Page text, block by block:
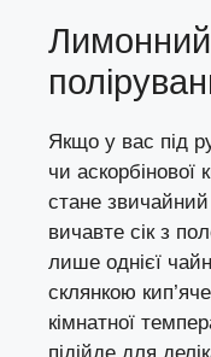
Лимонний
Якщо у вас під
чи аскорбінової
стане
вичавте сік з
лише однієї
склянкою
кімнатної